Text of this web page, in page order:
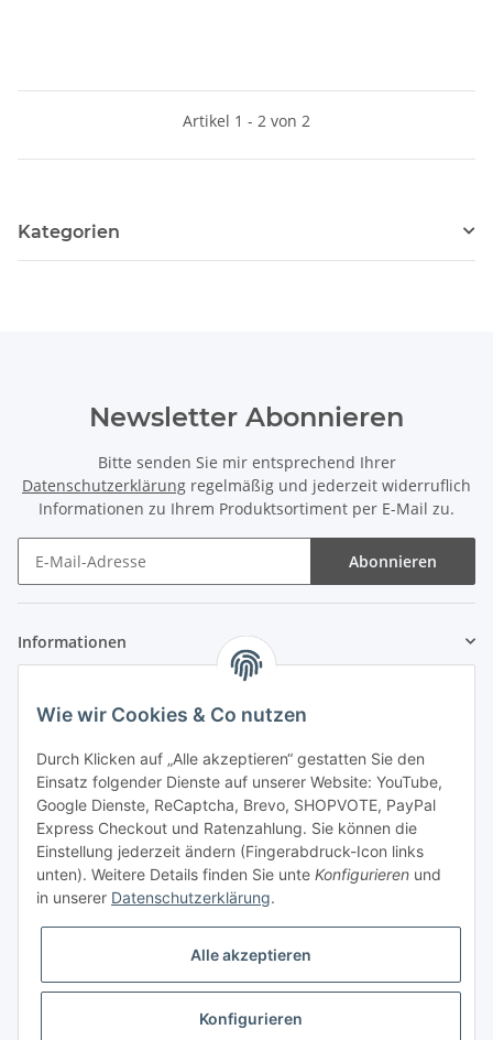
Artikel 1 - 2 von 2
Kategorien
Newsletter Abonnieren
Bitte senden Sie mir entsprechend Ihrer
Datenschutzerklärung regelmäßig und jederzeit widerruflich
Informationen zu Ihrem Produktsortiment per E-Mail zu.
Abonnieren
Informationen
Gesetzliche Informationen
Zahlung & Versand
Mein Konto
Wie wir Cookies & Co nutzen
Durch Klicken auf „Alle akzeptieren“ gestatten Sie den
Einsatz folgender Dienste auf unserer Website: YouTube,
Google Dienste, ReCaptcha, Brevo, SHOPVOTE, PayPal
Express Checkout und Ratenzahlung. Sie können die
Einstellung jederzeit ändern (Fingerabdruck-Icon links
unten). Weitere Details finden Sie unte Konfigurieren und
in unserer Datenschutzerklärung.
Alle akzeptieren
Konfigurieren